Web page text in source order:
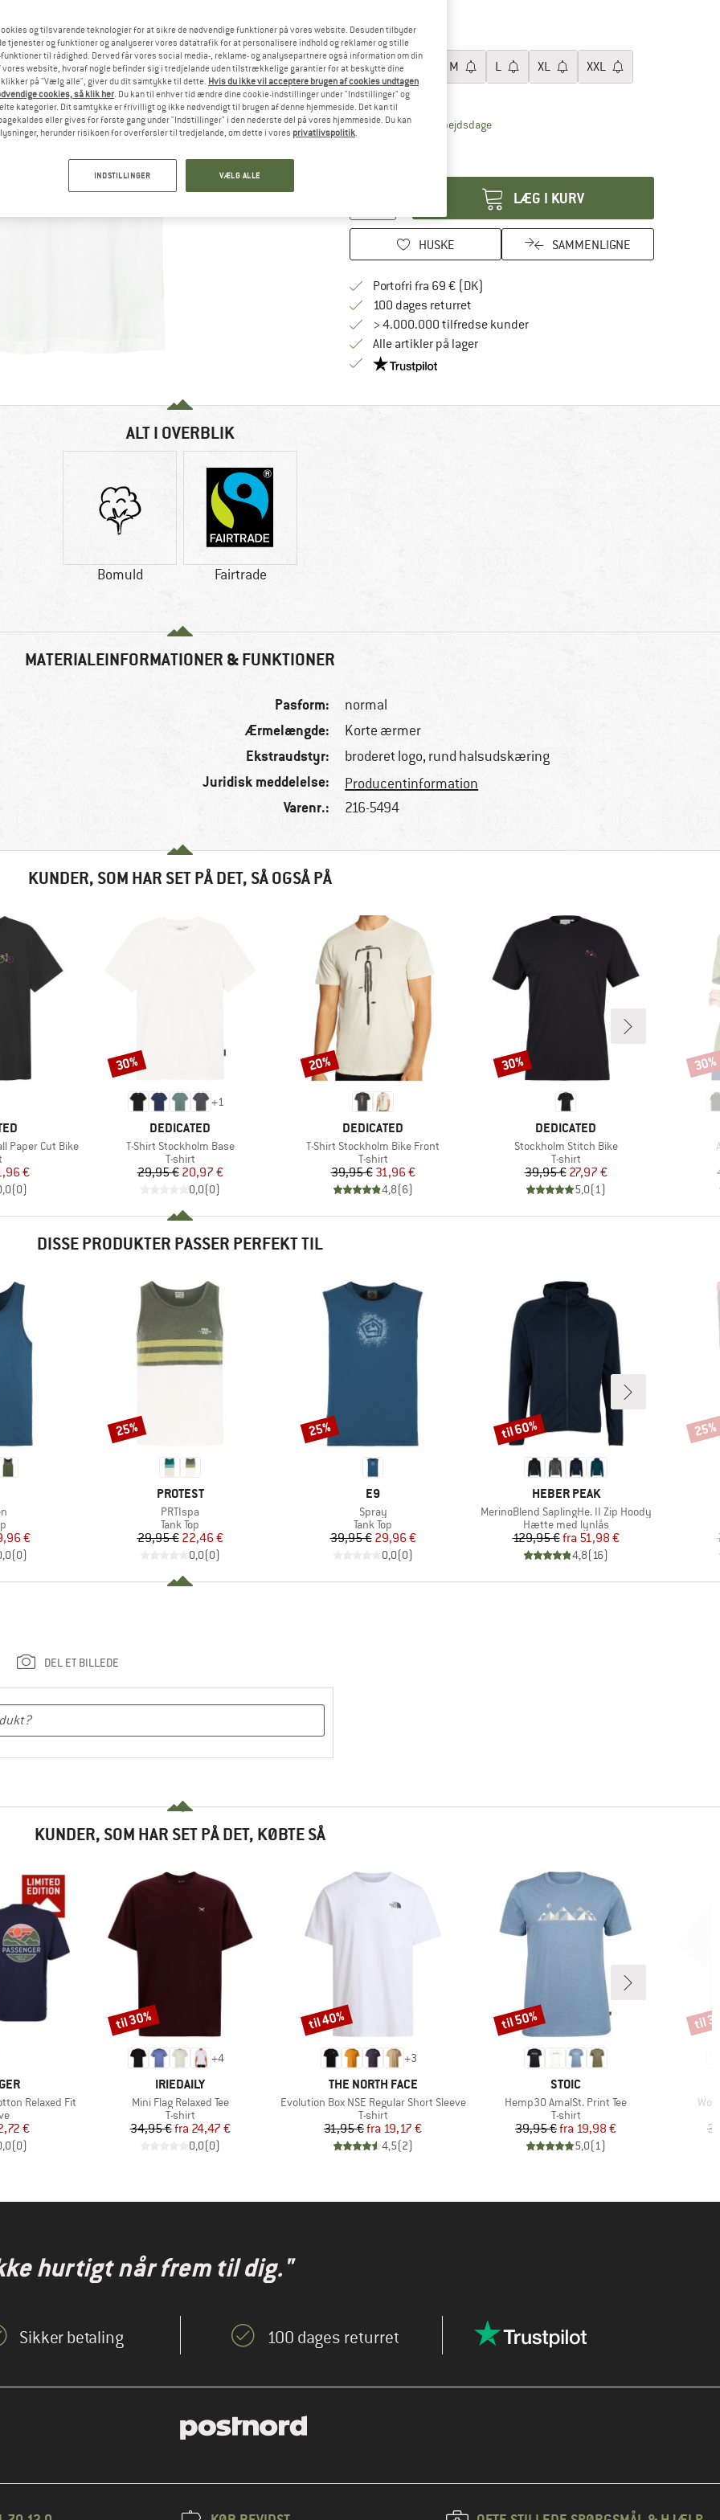
30%
Størrelse:S
XS M L XL XXL
Størrelsestabel
Leveringstid: 4-6 arbejdsdageLinket åbnes i en infoboks og indeholder
Kun 1 på lager!
LÆG I KURV
HUSKE SAMMENLIGNE
Portofri fra 69 € (DK)
100 dages returretGå til returretten her Åbnes i en infoboks
> 4.000.000 tilfredse kunder
Alle artikler på lager
Vi er Trustpilot-certificeret - oplysningerne får du
ALT I OVERBLIK
Bomuld Fairtrade
MATERIALEINFORMATIONER & FUNKTIONER
Pasform: normal
Ærmelængde: Korte ærmer
Ekstraudstyr: broderet logo, rund halsudskæring
Juridisk meddelelse: Producentinformation
Varenr.: 216-5494
KUNDER, SOM HAR SET PÅ DET, SÅ OGSÅ PÅ
Paper Cut Bike
pris
€
(0)
+1
MÆRKE
DEDICATED
Artikel
T-Shirt Stockholm Base
Produktgruppe
T-shirt
Pris
29,95 €Nedsat pris
20,97 €
0,0(0)
Rabat
30%
MÆRKE
DEDICATED
Artikel
T-Shirt Stockholm Bike Front
Produktgruppe
T-shirt
Pris
39,95 €Nedsat pris
31,96 €
4,8(6)
Rabat
20%
MÆRKE
DEDICATED
Artikel
Stockholm Stitch Bike
Produktgruppe
T-shirt
Pris
39,95 €Nedsat pris
27,97 €
5,0(1)
Rabat
30% Rabat
30%
DISSE PRODUKTER PASSER PERFEKT TIL
pris
€
(0)
MÆRKE
PROTEST
Artikel
PRTIspa
Produktgruppe
Tank Top
Pris
29,95 €Nedsat pris
22,46 €
0,0(0)
Rabat
25%
MÆRKE
E9
Artikel
Spray
Produktgruppe
Tank Top
Pris
39,95 €Nedsat pris
29,96 €
0,0(0)
Rabat
25%
MÆRKE
HEBER PEAK
Artikel
MerinoBlend SaplingHe. II Zip Hoody
Produktgruppe
Hætte med lynlås
Pris
129,95 € Nedsat pris
fra 51,98 €
4,8(16)
Rabat
til 60% Rabat
25%
DEL ET BILLEDE
KUNDER, SOM HAR SET PÅ DET, KØBTE SÅ
Relaxed Fit
pris
€
(0)
+4
MÆRKE
IRIEDAILY
Artikel
Mini Flag Relaxed Tee
Produktgruppe
T-shirt
Pris
34,95 € Nedsat pris
fra 24,47 €
0,0(0)
Rabat
til 30%
+3
MÆRKE
THE NORTH FACE
Artikel
Evolution Box NSE Regular Short Sleeve
Produktgruppe
T-shirt
Pris
31,95 € Nedsat pris
fra 19,17 €
4,5(2)
Rabat
til 40%
MÆRKE
STOIC
Artikel
Hemp30 AmalSt. Print Tee
Produktgruppe
T-shirt
Pris
39,95 € Nedsat pris
fra 19,98 €
5,0( 1)
Rabat
til 50% Rabat
til
hurtigt når frem til dig."
Sikker betaling 100 dages returret
og tilsvarende teknologier for at sikre de nødvendige funktioner på vores website. Desuden tilbyder
tjenester og funktioner og analyserer vores datatrafik for at personalisere indhold og reklamer og stille
til rådighed. Derved får vores social media-, reklame- og analysepartnere også information om din
vores website, hvoraf nogle befinder sig i tredjelande uden tilstrækkelige garantier for at beskytte dine
på "Vælg alle", giver du dit samtykke til dette. Hvis du ikke vil acceptere brugen af cookies undtagen
cookies, så klik her . Du kan til enhver tid ændre dine cookie-indstillinger under "Indstillinger" og
kategorier. Dit samtykke er frivilligt og ikke nødvendigt til brugen af denne hjemmeside. Det kan til
eller gives for første gang under "Indstillinger" i den nederste del på vores hjemmeside. Du kan
herunder risikoen for overførsler til tredjelande, om dette i vores privatlivspolitik
INDSTILLINGER VÆLG ALLE